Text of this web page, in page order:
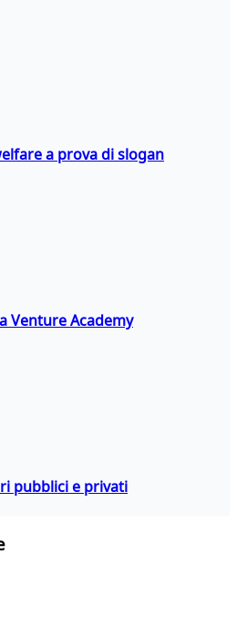
a prova di slogan
Venture Academy
pubblici e privati